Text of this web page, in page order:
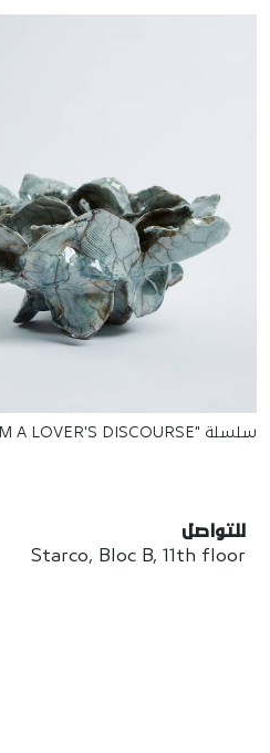
سلسلة "FROM A LOVER'S DISCOURSE
للتواصل
Starco, Bloc B, 11th floor